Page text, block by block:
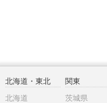
北海道・東北
北海道
関東
茨城県